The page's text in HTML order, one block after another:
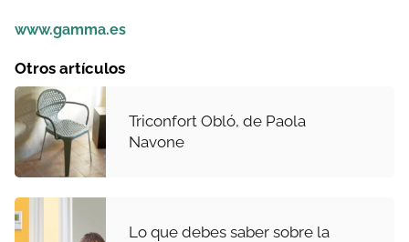
www.gamma.es
Otros artículos
Triconfort Obló, de Paola
Navone
Lo que debes saber sobre la